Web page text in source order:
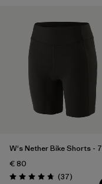
W's Nether Bike Shorts -
€ 80
Puntuación: 4.8 / 5
(37Reseñas
)